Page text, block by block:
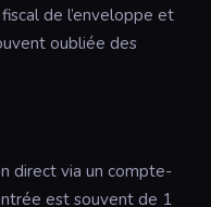
de l’enveloppe et
oubliée des
direct via un compte-
est souvent de 1